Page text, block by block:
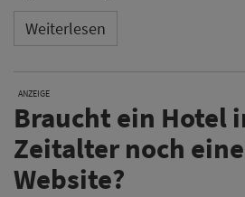
Weiterlesen
ANZEIGE
Braucht ein Hotel
Zeitalter noch
Website?